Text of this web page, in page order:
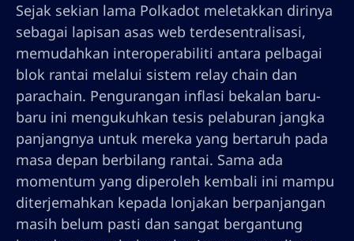
Sejak sekian lama Polkadot meletakkan dirinya
sebagai lapisan asas web terdesentralisasi,
memudahkan interoperabiliti antara pelbagai
blok rantai melalui sistem relay chain dan
parachain. Pengurangan inflasi bekalan baru-
baru ini mengukuhkan tesis pelaburan jangka
panjangnya untuk mereka yang bertaruh pada
masa depan berbilang rantai. Sama ada
momentum yang diperoleh kembali ini mampu
diterjemahkan kepada lonjakan berpanjangan
masih belum pasti dan sangat bergantung